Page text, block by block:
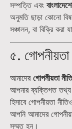
সম্পত্তি এবং
অনুমতি ছাড়া কোনো
সঞ্চালন, বা বিক্রি করা
৫. গোপনীয়তা
আমাদের গোপনীয়তা
আপনার ব্যক্তিগত তথ্য
হিসাবে গোপনীয়তা
আপনি আমাদের
সম্মত হন।